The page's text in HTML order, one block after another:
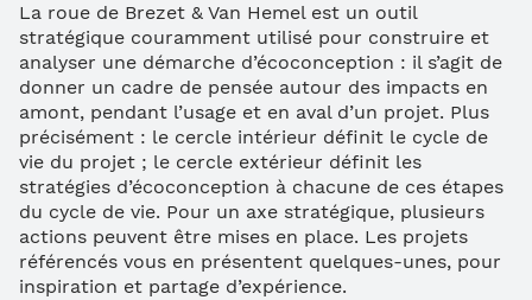
La roue de Brezet & Van Hemel est un outil
stratégique couramment utilisé pour construire et
analyser une démarche d’écoconception : il s’agit de
donner un cadre de pensée autour des impacts en
amont, pendant l’usage et en aval d’un projet. Plus
précisément : le cercle intérieur définit le cycle de
vie du projet ; le cercle extérieur définit les
stratégies d’écoconception à chacune de ces étapes
du cycle de vie. Pour un axe stratégique, plusieurs
actions peuvent être mises en place. Les projets
référencés vous en présentent quelques-unes, pour
inspiration et partage d’expérience.